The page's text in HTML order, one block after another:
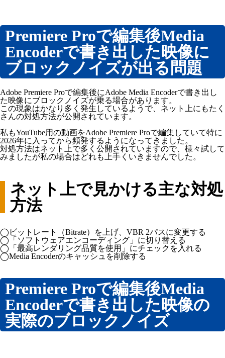
ピンバッジ
プリントTシャツ
防染タオル
名入れタオル
動画制作
店主挨拶動画（YouTube動画CM/TAD：TENSYU AISATSU
DOGA）
販促・業務ツール
インボイス制度対応スタンプ『インボイスタンプ』
ナンバープレートストラップ
印鑑
スタンプ印・ネーム印
SDGs支援事業
開発商品
お問い合わせ
Premiere Proで編集後Media
Encoderで書き出した映像に
ブロックノイズが出る問題
Adobe Premiere Proで編集後にAdobe Media Encoderで書き出し
た映像にブロックノイズが乗る場合があります。
この現象はかなり多く発生しているようで、ネット上にもたく
さんの対処方法が公開されています。
私もYouTube用の動画をAdobe Premiere Proで編集していて特に
2026年に入ってから頻発するようになってきました。
対処方法はネット上で多く公開されていますので、様々試して
みましたが私の場合はどれも上手くいきませんでした。
ネット上で見かける主な対処
方法
◯ビットレート（Bitrate）を上げ、VBR 2パスに変更する
◯「ソフトウェアエンコーディング」に切り替える
◯「最高レンダリング品質を使用」にチェックを入れる
◯Media Encoderのキャッシュを削除する
Premiere Proで編集後Media
Encoderで書き出した映像の
実際のブロックノイズ